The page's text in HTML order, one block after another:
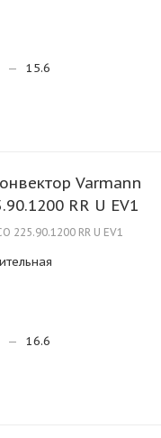
—
15.6
Varmann
RR U EV1
225.90.1200 RR U EV1
—
16.6